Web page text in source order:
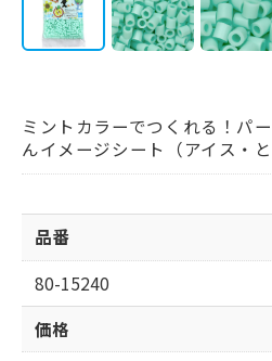
ミントカラーでつくれる！パ
んイメージシート（アイス・と
品番
80-15240
価格